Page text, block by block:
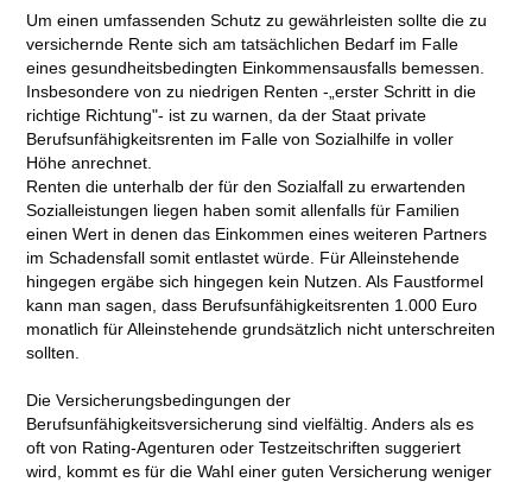
Um einen umfassenden Schutz zu gewährleisten sollte die zu
versichernde Rente sich am tatsächlichen Bedarf im Falle
eines gesundheitsbedingten Einkommensausfalls bemessen.
Insbesondere von zu niedrigen Renten -„erster Schritt in die
richtige Richtung"- ist zu warnen, da der Staat private
Berufsunfähigkeitsrenten im Falle von Sozialhilfe in voller
Höhe anrechnet.
Renten die unterhalb der für den Sozialfall zu erwartenden
Sozialleistungen liegen haben somit allenfalls für Familien
einen Wert in denen das Einkommen eines weiteren Partners
im Schadensfall somit entlastet würde. Für Alleinstehende
hingegen ergäbe sich hingegen kein Nutzen. Als Faustformel
kann man sagen, dass Berufsunfähigkeitsrenten 1.000 Euro
monatlich für Alleinstehende grundsätzlich nicht unterschreiten
sollten.
Die Versicherungsbedingungen der
Berufsunfähigkeitsversicherung sind vielfältig. Anders als es
oft von Rating-Agenturen oder Testzeitschriften suggeriert
wird, kommt es für die Wahl einer guten Versicherung weniger